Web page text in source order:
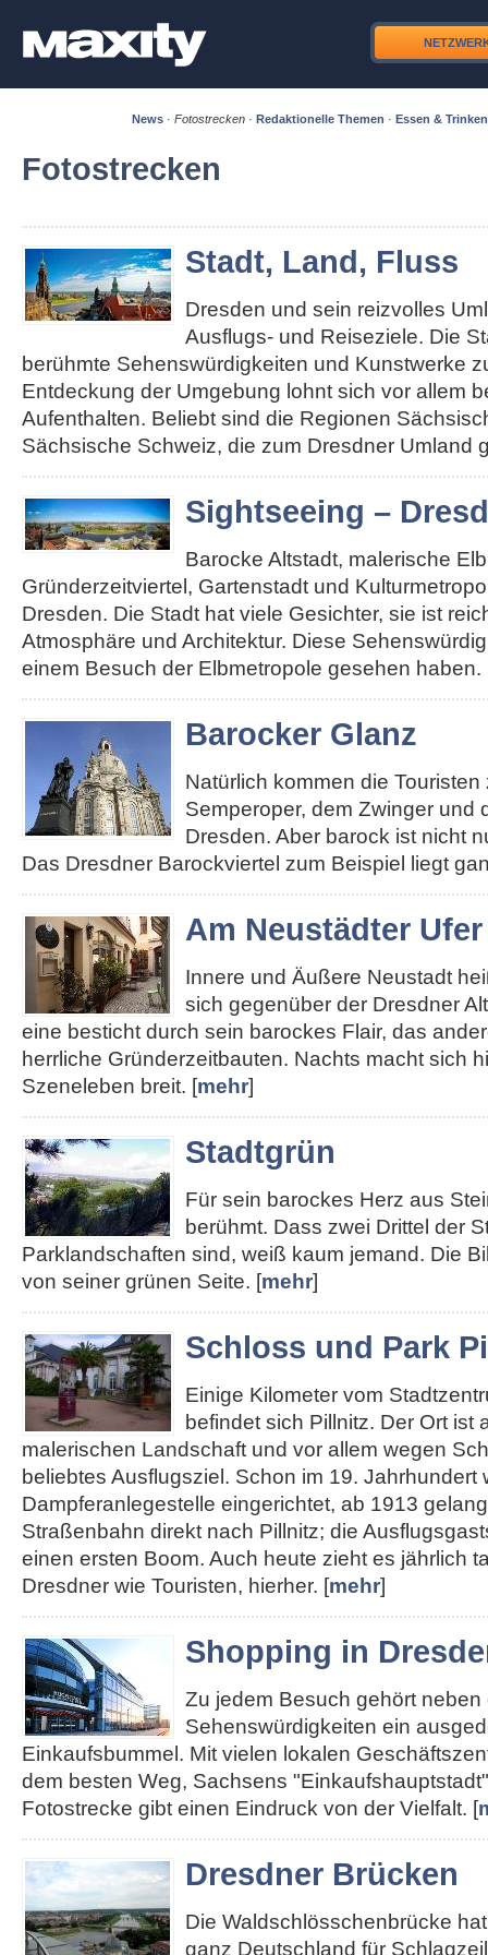
News· Fotostrecken· Redaktionelle Themen · Essen & Trinken
Fotostrecken
Stadt, Land, Fluss
Dresden und sein reizvolles
Ausflugs- und Reiseziele. Die
berühmte Sehenswürdigkeiten und Kunstwerke
Entdeckung der Umgebung lohnt sich vor allem
Aufenthalten. Beliebt sind die Regionen
Sächsische Schweiz, die zum Dresdner Umland
Sightseeing –
Barocke Altstadt, malerische
Gründerzeitviertel, Gartenstadt und
Dresden. Die Stadt hat viele Gesichter, sie ist
Atmosphäre und Architektur. Diese
einem Besuch der Elbmetropole gesehen haben.
Barocker Glanz
Natürlich kommen die
Semperoper, dem Zwinger und
Dresden. Aber barock ist nicht
Das Dresdner Barockviertel zum Beispiel liegt
Am Neustädter Ufer
Innere und Äußere Neustadt
sich gegenüber der Dresdner
eine besticht durch sein barockes Flair, das
herrliche Gründerzeitbauten. Nachts macht sich
Szeneleben breit. [mehr]
Stadtgrün
Für sein barockes Herz aus
berühmt. Dass zwei Drittel der
Parklandschaften sind, weiß kaum jemand. Die
von seiner grünen Seite. [mehr]
Schloss und Park
Einige Kilometer vom
befindet sich Pillnitz. Der Ort ist
malerischen Landschaft und vor allem wegen
beliebtes Ausflugsziel. Schon im 19. Jahrhundert
Dampferanlegestelle eingerichtet, ab 1913
Straßenbahn direkt nach Pillnitz; die
einen ersten Boom. Auch heute zieht es jährlich
Dresdner wie Touristen, hierher. [mehr]
Shopping in
Zu jedem Besuch gehört neben
Sehenswürdigkeiten ein
Einkaufsbummel. Mit vielen lokalen
dem besten Weg, Sachsens
Fotostrecke gibt einen Eindruck von der Vielfalt. [
Dresdner Brücken
Die Waldschlösschenbrücke
ganz Deutschland für